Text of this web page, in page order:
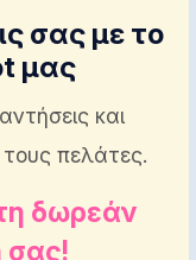
σας με το
μας
και
πελάτες.
δωρεάν
σας!